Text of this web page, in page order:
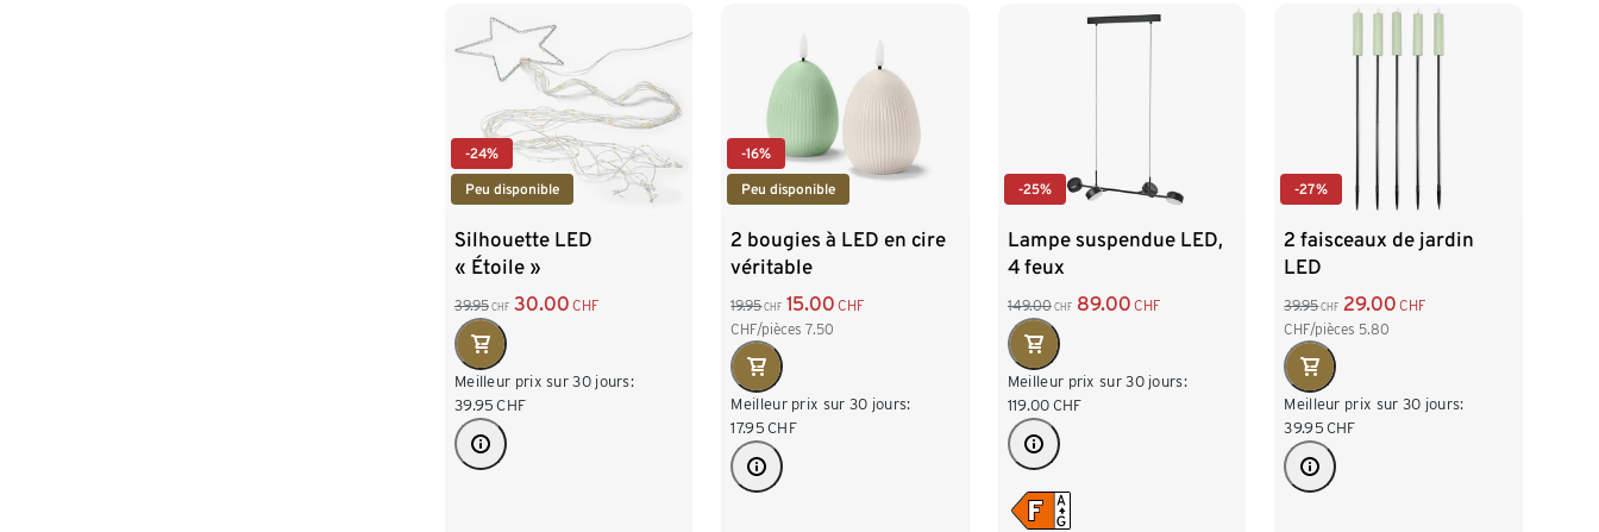
-24%
Peu disponible
Silhouette LED
« Étoile »
39.95 CHF 30.00 CHF
Meilleur prix sur 30 jours:
39.95 CHF
-16%
Peu disponible
2 bougies à LED en cire
véritable
19.95 CHF 15.00 CHF
CHF/pièces7.50
Meilleur prix sur 30 jours:
17.95 CHF
-25%
Lampe suspendue LED,
4 feux
149.00 CHF 89.00 CHF
Meilleur prix sur 30 jours:
119.00 CHF
-27%
2 faisceaux de jardin
LED
39.95 CHF 29.00 CHF
CHF/pièces 5.80
Meilleur prix sur 30 jours:
39.95 CHF